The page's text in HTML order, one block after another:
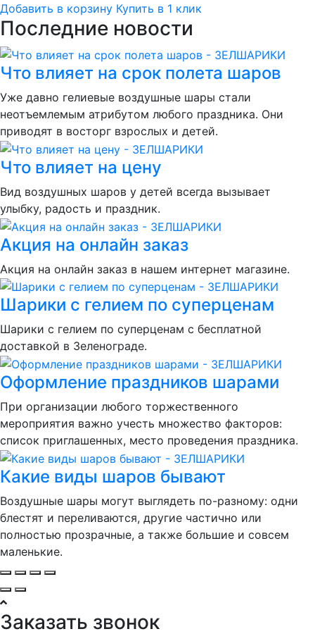
Добавить в корзину Купить в 1 клик
Последние новости
Что влияет на срок полета шаров
Уже давно гелиевые воздушные шары стали
неотъемлемым атрибутом любого праздника. Они
приводят в восторг взрослых и детей.
Что влияет на цену
Вид воздушных шаров у детей всегда вызывает
улыбку, радость и праздник.
Акция на онлайн заказ
Акция на онлайн заказ в нашем интернет магазине.
Шарики с гелием по суперценам
Шарики с гелием по суперценам с бесплатной
доставкой в Зеленограде.
Оформление праздников шарами
При организации любого торжественного
мероприятия важно учесть множество факторов:
список приглашенных, место проведения праздника.
Какие виды шаров бывают
Воздушные шары могут выглядеть по-разному: одни
блестят и переливаются, другие частично или
полностью прозрачные, а также большие и совсем
маленькие.
Заказать звонок